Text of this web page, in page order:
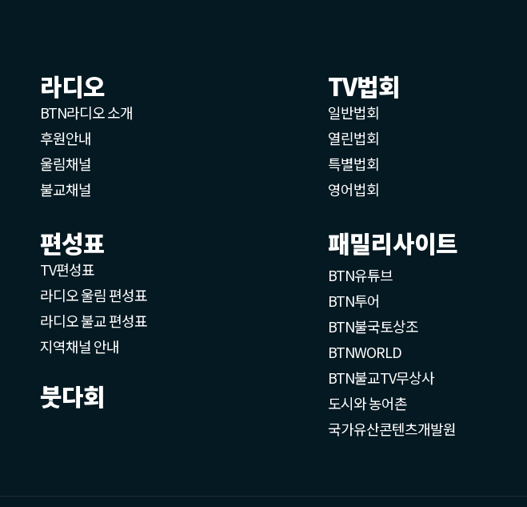
라디오
BTN라디오 소개
후원안내
울림채널
불교채널
편성표
TV편성표
라디오 울림 편성표
라디오 불교 편성표
지역채널 안내
붓다회
TV법회
일반법회
열린법회
특별법회
영어법회
패밀리사이트
BTN유튜브
BTN투어
BTN불국토상조
BTNWORLD
BTN불교TV무상사
도시와 농어촌
국가유산콘텐츠개발원